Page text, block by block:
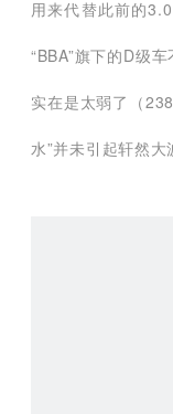
用来代替此前的
“BBA”旗下的D级
实在是太弱了（
水”并未引起轩然大